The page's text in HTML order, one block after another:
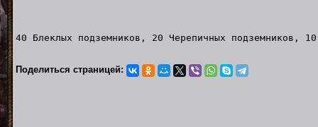
40 Блеклых подземников, 20 Черепичных подземников,
Поделиться страницей: